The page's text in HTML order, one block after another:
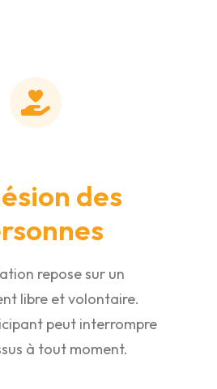
des
repose sur un
libre et volontaire.
peut interrompre
à tout moment.